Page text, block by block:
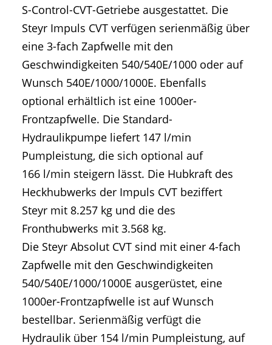
S-Control-CVT-Getriebe ausgestattet. Die
Steyr Impuls CVT verfügen serienmäßig über
eine 3-fach Zapfwelle mit den
Geschwindigkeiten 540/540E/1000 oder auf
Wunsch 540E/1000/1000E. Ebenfalls
optional erhältlich ist eine 1000er-
Frontzapfwelle. Die Standard-
Hydraulikpumpe liefert 147 l/min
Pumpleistung, die sich optional auf
166 l/min steigern lässt. Die Hubkraft des
Heckhubwerks der Impuls CVT beziffert
Steyr mit 8.257 kg und die des
Fronthubwerks mit 3.568 kg.
Die Steyr Absolut CVT sind mit einer 4-fach
Zapfwelle mit den Geschwindigkeiten
540/540E/1000/1000E ausgerüstet, eine
1000er-Frontzapfwelle ist auf Wunsch
bestellbar. Serienmäßig verfügt die
Hydraulik über 154 l/min Pumpleistung, auf